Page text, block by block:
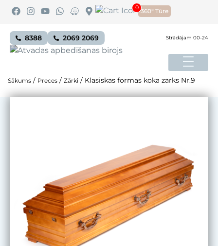
360° Tūre
0
8388 2069 2069 Strādājam 00-24
Sākums / Preces / Zārki / Klasiskās formas koka zārks Nr.9